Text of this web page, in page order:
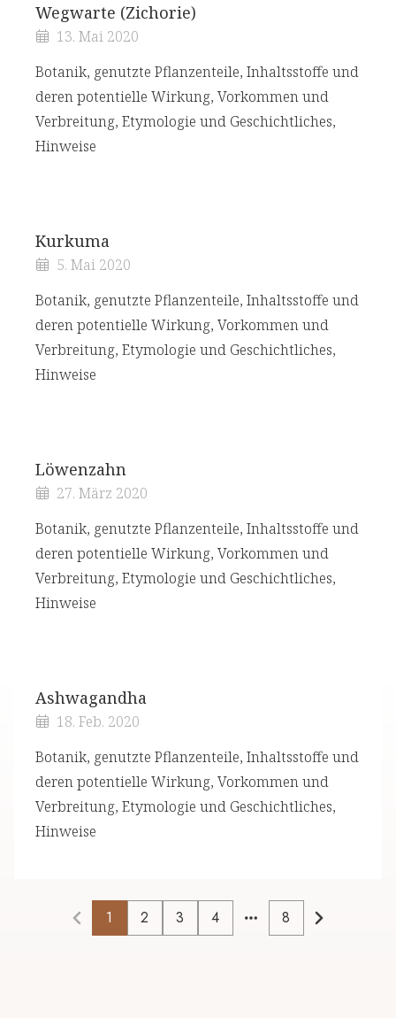
Wegwarte (Zichorie)
13. Mai 2020
Botanik, genutzte Pflanzenteile, Inhaltsstoffe und
deren potentielle Wirkung, Vorkommen und
Verbreitung, Etymologie und Geschichtliches,
Hinweise
Kurkuma
5. Mai 2020
Botanik, genutzte Pflanzenteile, Inhaltsstoffe und
deren potentielle Wirkung, Vorkommen und
Verbreitung, Etymologie und Geschichtliches,
Hinweise
Löwenzahn
27. März 2020
Botanik, genutzte Pflanzenteile, Inhaltsstoffe und
deren potentielle Wirkung, Vorkommen und
Verbreitung, Etymologie und Geschichtliches,
Hinweise
Ashwagandha
18. Feb. 2020
Botanik, genutzte Pflanzenteile, Inhaltsstoffe und
deren potentielle Wirkung, Vorkommen und
Verbreitung, Etymologie und Geschichtliches,
Hinweise
1 2 3 4
More pages
8